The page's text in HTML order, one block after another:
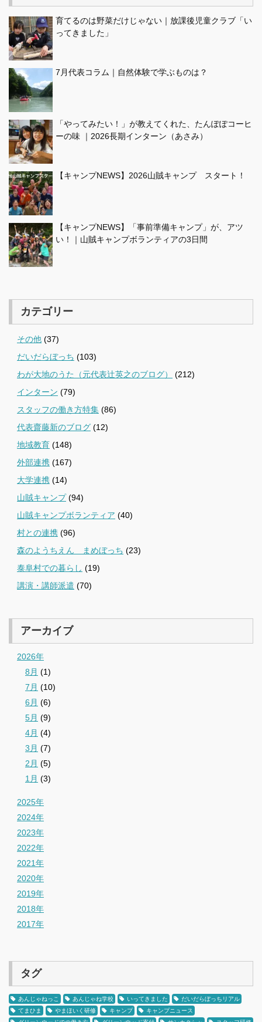
育てるのは野菜だけじゃない｜放課後児童クラブ「い
ってきました」
7月代表コラム｜自然体験で学ぶものは？
「やってみたい！」が教えてくれた、たんぽぽコーヒ
ーの味 ｜2026長期インターン（あさみ）
【キャンプNEWS】2026山賊キャンプ スタート！
【キャンプNEWS】「事前準備キャンプ」が、アツ
い！｜山賊キャンプボランティアの3日間
カテゴリー
その他 (37)
だいだらぼっち (103)
わが大地のうた（元代表辻英之のブログ）
(212)
インターン (79)
スタッフの働き方特集 (86)
代表齋藤新のブログ (12)
地域教育 (148)
外部連携 (167)
大学連携 (14)
山賊キャンプ(94)
山賊キャンプボランティア (40)
村との連携 (96)
森のようちえん まめぼっち (23)
泰阜村での暮らし (19)
講演・講師派遣 (70)
アーカイブ
2026年
8月 (1)
7月 (10)
6月 (6)
5月 (9)
4月 (4)
3月 (7)
2月 (5)
1月 (3)
2025年
2024年
2023年
2022年
2021年
2020年
2019年
2018年
2017年
タグ
あんじゃねっこ あんじゃね学校 いってきました
だいだらぼっちリアル
てまひま
やまほいく研修 キャンプ
キャンプニュース